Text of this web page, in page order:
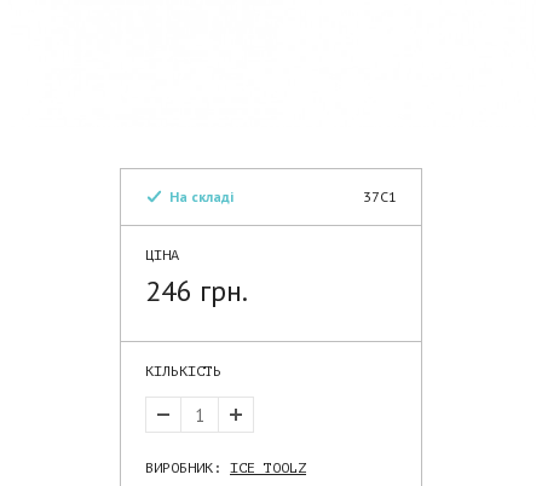
На складі 37C1
ЦІНА
246 грн.
КІЛЬКІСТЬ
ВИРОБНИК: ICE TOOLZ